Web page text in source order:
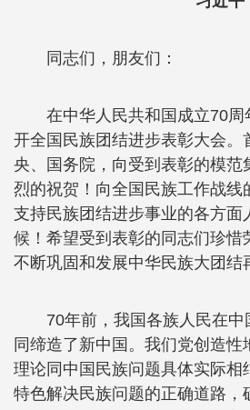
同志们，朋友们：
在中华人民共和国成立70
开全国民族团结进步表彰大会。
央、国务院，向受到表彰的模范
烈的祝贺！向全国民族工作战线
支持民族团结进步事业的各方面
候！希望受到表彰的同志们珍惜
不断巩固和发展中华民族大团结
70年前，我国各族人民在
同缔造了新中国。我们党创造
理论同中国民族问题具体实际相
特色解决民族问题的正确道路，